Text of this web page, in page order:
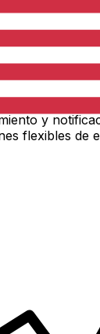
y
flexibles de